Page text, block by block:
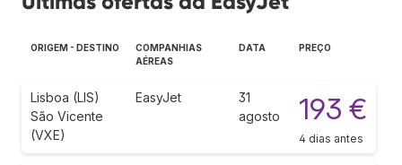
ORIGEM - DESTINO
COMPANHIAS
AÉREAS
DATA PREÇO
Lisboa (LIS)
São Vicente
(VXE)
EasyJet
31
agosto
193 €
4 dias antes